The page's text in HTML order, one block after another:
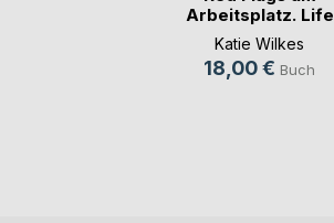
Arbeitsplatz. Life
is(...)
Katie Wilkes
18,00 € Buch